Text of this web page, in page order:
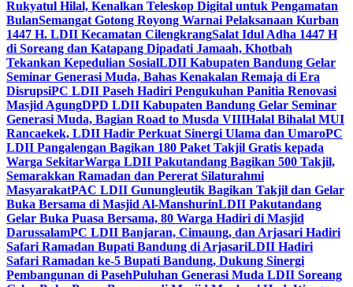
Rukyatul Hilal, Kenalkan Teleskop Digital untuk Pengamatan
BulanSemangat Gotong Royong Warnai Pelaksanaan Kurban
1447 H. LDII Kecamatan CilengkrangSalat Idul Adha 1447 H
di Soreang dan Katapang Dipadati Jamaah, Khotbah
Tekankan Kepedulian SosialLDII Kabupaten Bandung Gelar
Seminar Generasi Muda, Bahas Kenakalan Remaja di Era
DisrupsiPC LDII Paseh Hadiri Pengukuhan Panitia Renovasi
Masjid AgungDPD LDII Kabupaten Bandung Gelar Seminar
Generasi Muda, Bagian Road to Musda VIIIHalal Bihalal MUI
Rancaekek, LDII Hadir Perkuat Sinergi Ulama dan UmaroPC
LDII Pangalengan Bagikan 180 Paket Takjil Gratis kepada
Warga SekitarWarga LDII Pakutandang Bagikan 500 Takjil,
Semarakkan Ramadan dan Pererat Silaturahmi
MasyarakatPAC LDII Gunungleutik Bagikan Takjil dan Gelar
Buka Bersama di Masjid Al-ManshurinLDII Pakutandang
Gelar Buka Puasa Bersama, 80 Warga Hadiri di Masjid
DarussalamPC LDII Banjaran, Cimaung, dan Arjasari Hadiri
Safari Ramadan Bupati Bandung di ArjasariLDII Hadiri
Safari Ramadan ke-5 Bupati Bandung, Dukung Sinergi
Pembangunan di PasehPuluhan Generasi Muda LDII Soreang